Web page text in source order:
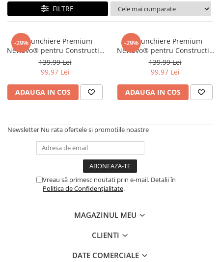
FILTRE
-29%
Genunchiere Premium
NewEvo® pentru Constructii,
Profesionale cu Gel si Spuma,
Curele Velcro Reglabile si
Antiderapante, Carcasa ABS,
Confort Ergonomic,pentru
Munca Santier, Gradinarit,
139,99 Lei
99,97 Lei
ADAUGA IN COS
-29%
Genunchiere Premium
NewEvo® pentru Constructii,
Profesionale cu Gel si Spuma,
Curele Velcro Reglabile si
Antiderapante, Carcasa ABS,
Confort Ergonomic,pentru
Munca Santier, Gradinarit,
139,99 Lei
99,97 Lei
ADAUGA IN COS
Newsletter Nu rata ofertele si promotiile noastre
Vreau să primesc noutati prin e-mail. Detalii în
Politica de Confidențialitate.
MAGAZINUL MEU
CLIENTI
DATE COMERCIALE